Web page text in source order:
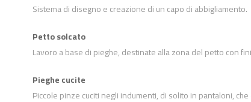
Sistema di disegno e creazione di un capo di abbigliamento.
Petto solcato
Lavoro a base di pieghe, destinate alla zona del petto con
Pieghe cucite
Piccole pinze cuciti negli indumenti, di solito in pantaloni,